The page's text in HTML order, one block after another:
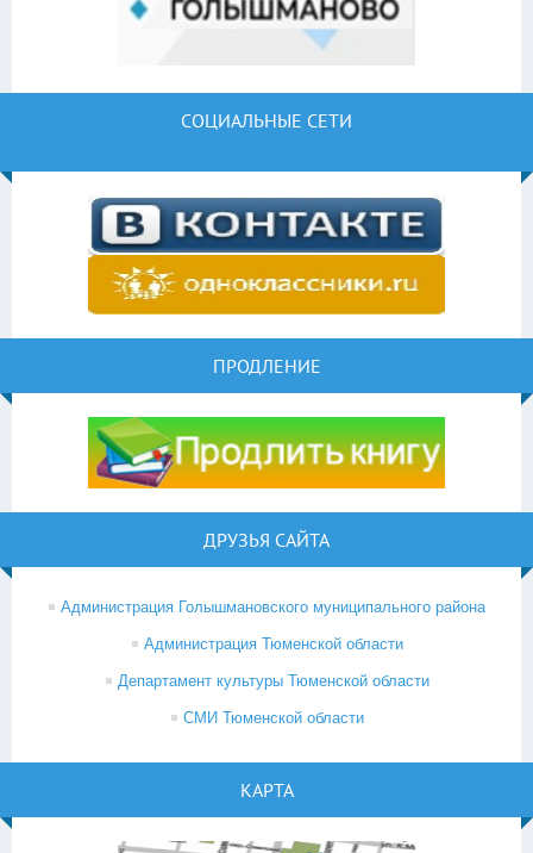
СОЦИАЛЬНЫЕ СЕТИ
ПРОДЛЕНИЕ
ДРУЗЬЯ САЙТА
Администрация Голышмановского муниципального района
Администрация Тюменской области
Департамент культуры Тюменской области
СМИ Тюменской области
КАРТА